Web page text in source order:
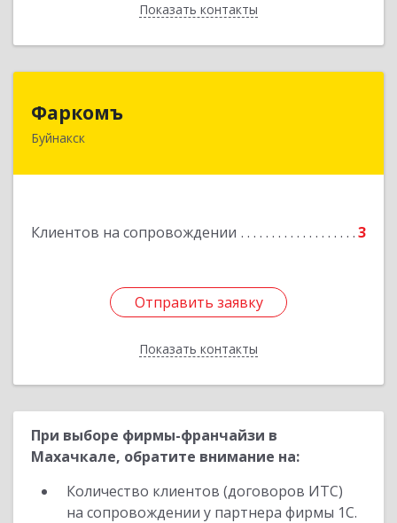
Показать контакты
Назад
Фаркомъ
Буйнакск
Клиентов на сопровождении 3
Отправить заявку
Показать контакты
Отправить заявку
Назад
При выборе фирмы-франчайзи в
Махачкале, обратите внимание на:
Количество клиентов (договоров ИТС)
на сопровождении у партнера фирмы 1С.